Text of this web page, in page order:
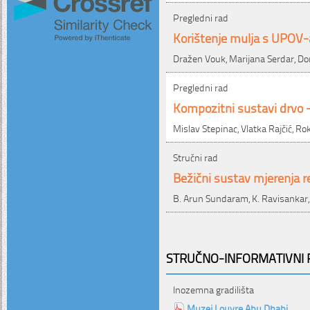
Pregledni rad
Korištenje mulja s
Dražen Vouk, Marijana Serdar,
Pregledni rad
Kompozitni sustavi drvo
Mislav Stepinac, Vlatka Rajčić,
Stručni rad
Bežični sustav mjerenja
B. Arun Sundaram, K.
STRUČNO-INFORMATIVNI
Inozemna gradilišta